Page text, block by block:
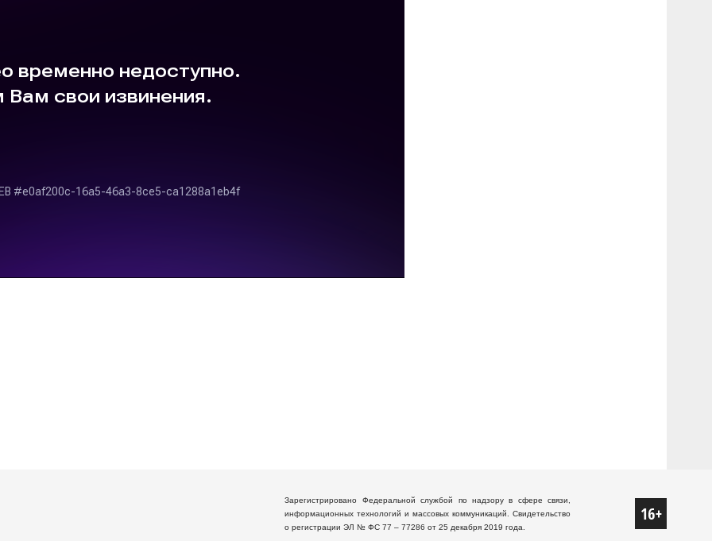
Зарегистрировано Федеральной службой по надзору в сфере связи,
информационных технологий и массовых коммуникаций. Свидетельство
о регистрации ЭЛ № ФС 77 – 77286 от 25 декабря 2019 года.